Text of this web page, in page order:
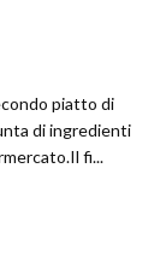
piatto di
di ingredienti
fi...